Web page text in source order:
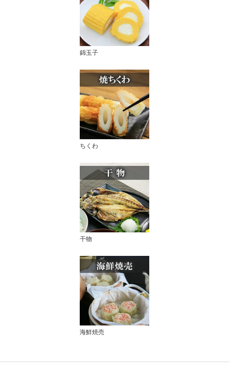
錦玉子
ちくわ
干物
海鮮焼売